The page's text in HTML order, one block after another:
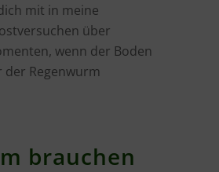
mit in meine
über
wenn der Boden
Regenwurm
brauchen